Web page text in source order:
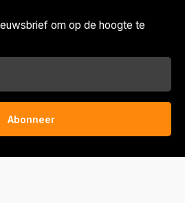
om op de hoogte te
Abonneer